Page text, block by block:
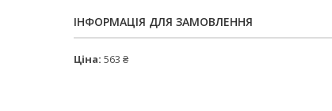
ІНФОРМАЦІЯ ДЛЯ ЗАМОВЛЕННЯ
Ціна: 563 ₴